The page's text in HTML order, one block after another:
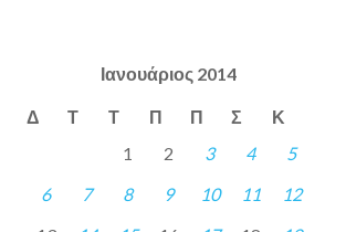
Ιανουάριος 2014
Δ Τ Τ Π Π Σ Κ
1 2 3 4
5
6
7 8 9 10 11
12